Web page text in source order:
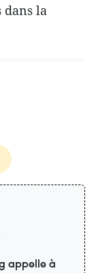
dans la
appelle à